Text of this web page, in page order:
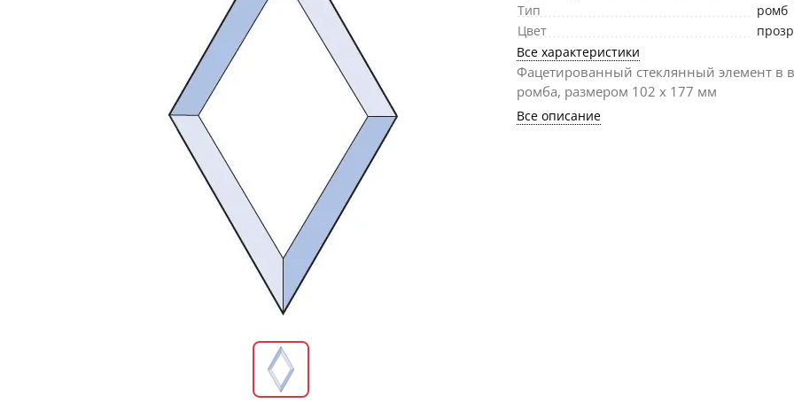
Тип
ромб
Цвет
Все характеристики
Фацетированный стеклянный элемент в
ромба, размером 102 х 177 мм
Все описание